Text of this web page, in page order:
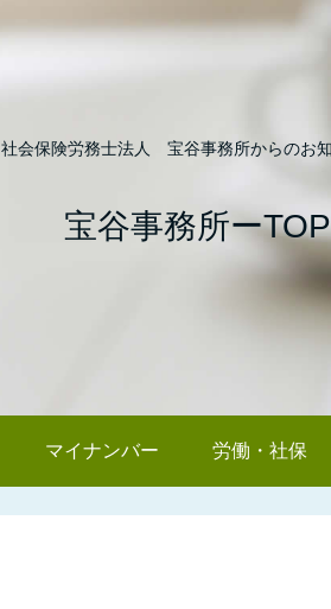
社会保険労務士法人 宝谷事務所からのお
宝谷事務所ー
マイナンバー 労働・社保